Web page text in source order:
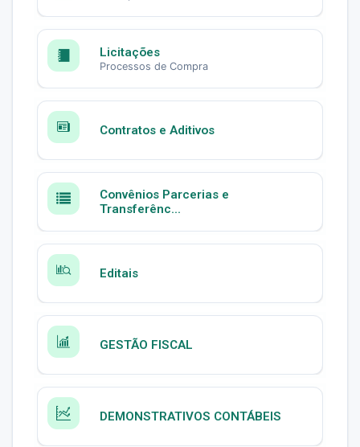
Licitações
Processos de Compra
Contratos e Aditivos
Convênios Parcerias e
Transferênc...
Editais
GESTÃO FISCAL
DEMONSTRATIVOS CONTÁBEIS